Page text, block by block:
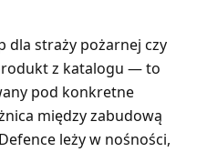
dla straży pożarnej czy
z katalogu — to
pod konkretne
między zabudową
leży w nośności,